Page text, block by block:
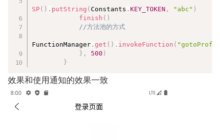
SP ( ) . putString (Constants .KEY_TOKEN , "abc" )
finish ( )
//方法池的方式
FunctionManager .get ( ) . invokeFunction (
} , 500 )
}
效果和使用通知的效果一致